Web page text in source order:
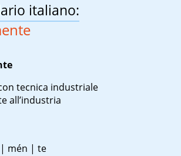
italiano:
tecnica industriale
all’industria
mén | te